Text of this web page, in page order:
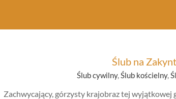
Ślub na
Ślub cywilny,Ślub kościelny,
Zachwycający, górzysty krajobraz tej wyjątkowej